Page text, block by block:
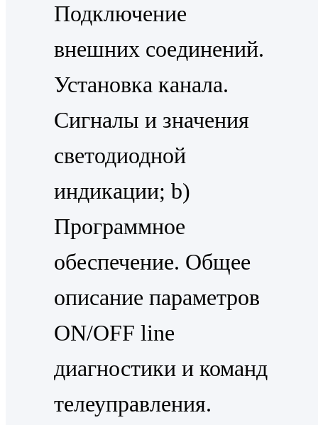
Подключение
внешних соединений.
Установка канала.
Сигналы и значения
светодиодной
индикации; b)
Программное
обеспечение. Общее
описание параметров
ОN/ОFF line
диагностики и команд
телеуправления.